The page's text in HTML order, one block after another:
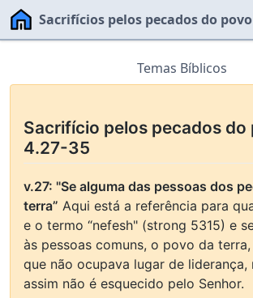
Sacrifícios pelos pecados do povo
Temas Bíblicos
Sacrifício pelos pecados do
4.27-35
v.27: "Se alguma das pessoas dos
terra” Aqui está a referência para
e o termo “nefesh" (strong 5315) e
às pessoas comuns, o povo da
que não ocupava lugar de liderança,
assim não é esquecido pelo Senhor.